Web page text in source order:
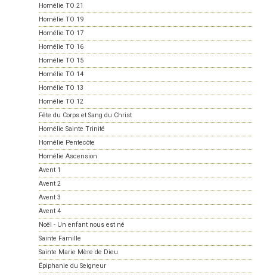
Homélie TO 21
Homélie TO 19
Homélie TO 17
Homélie TO 16
Homélie TO 15
Homélie TO 14
Homélie TO 13
Homélie TO 12
Fête du Corps et Sang du Christ
Homélie Sainte Trinité
Homélie Pentecôte
Homélie Ascension
Avent 1
Avent 2
Avent 3
Avent 4
Noël - Un enfant nous est né
Sainte Famille
Sainte Marie Mère de Dieu
Épiphanie du Seigneur